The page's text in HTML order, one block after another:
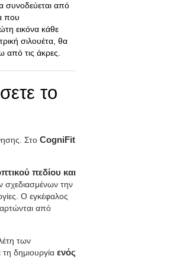
συνοδεύεται από
που
εικόνα κάθε
σιλουέτα, θα
από τις άκρες.
το
Στο CogniFit
πεδίου και
σχεδιασμένων την
Ο εγκέφαλος
από
των
δημιουργία ενός